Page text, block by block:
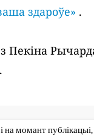
здароўе» .
Рычарда
.
момант публікацыі,